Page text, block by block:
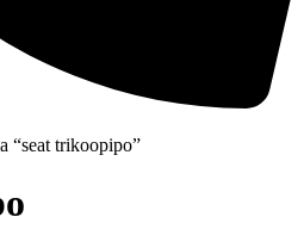
“seat trikoopipo”